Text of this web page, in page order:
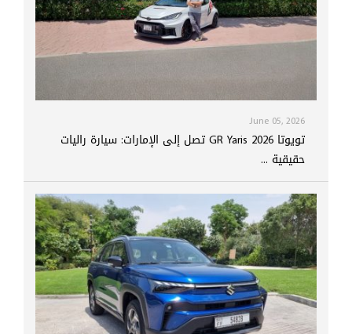
June 05, 2026
تويوتا GR Yaris 2026 تصل إلى الإمارات: سيارة راليات
حقيقية ...